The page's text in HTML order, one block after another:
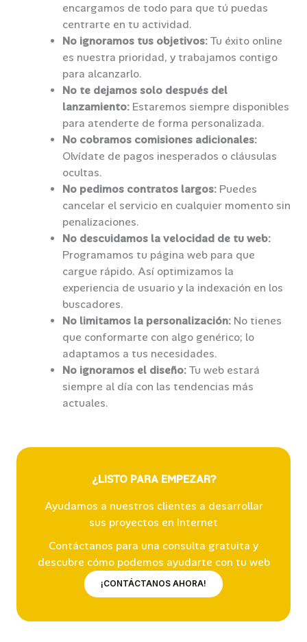
encargamos de todo para que tú puedas
centrarte en tu actividad.
No ignoramos tus objetivos: Tu éxito online
es nuestra prioridad, y trabajamos contigo
para alcanzarlo.
No te dejamos solo después del
lanzamiento:Estaremos siempre disponibles
para atenderte de forma personalizada.
No cobramos comisiones adicionales:
Olvídate de pagos inesperados o cláusulas
ocultas.
No pedimos contratos largos: Puedes
cancelar el servicio en cualquier momento sin
penalizaciones.
No descuidamos la velocidad de tu web:
Programamos tu página web para que
cargue rápido. Así optimizamos la
experiencia de usuario y la indexación en los
buscadores.
No limitamos la personalización: No tienes
que conformarte con algo genérico; lo
adaptamos a tus necesidades.
No ignoramos el diseño:Tu web estará
siempre al día con las tendencias más
actuales.
¿LISTO PARA EMPEZAR?
Ayudamos a nuestros clientes a desarrollar
sus proyectos en Internet
Contáctanos para una consulta gratuita y
descubre cómo podemos ayudarte con tu web
¡CONTÁCTANOS AHORA!